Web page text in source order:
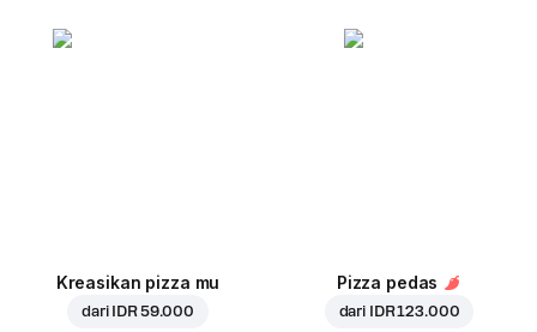
Kreasikan pizza mu
dari IDR 59.000
Pizza pedas
dari IDR 123.000